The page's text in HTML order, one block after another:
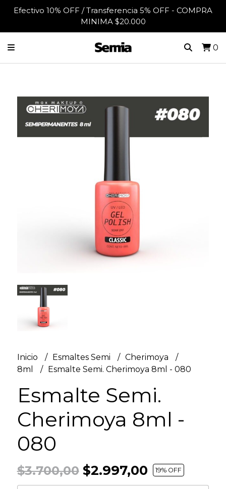
Efectivo 10% OFF / Transferencia 5% OFF - COMPRA
MINIMA $20.000
0
Inicio Esmaltes Semi
Cherimoya
8ml
Esmalte Semi. Cherimoya 8ml - 080
Esmalte Semi.
Cherimoya 8ml -
080
$3.700,00$2.997,00 19% OFF